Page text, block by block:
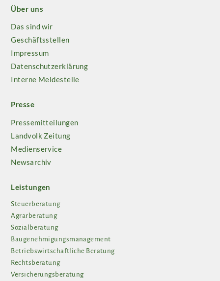
Über uns
Das sind wir
Geschäftsstellen
Impressum
Datenschutzerklärung
Interne Meldestelle
Presse
Pressemitteilungen
Landvolk Zeitung
Medienservice
Newsarchiv
Leistungen
Steuerberatung
Agrarberatung
Sozialberatung
Baugenehmigungsmanagement
Betriebswirtschaftliche Beratung
Rechtsberatung
Versicherungsberatung